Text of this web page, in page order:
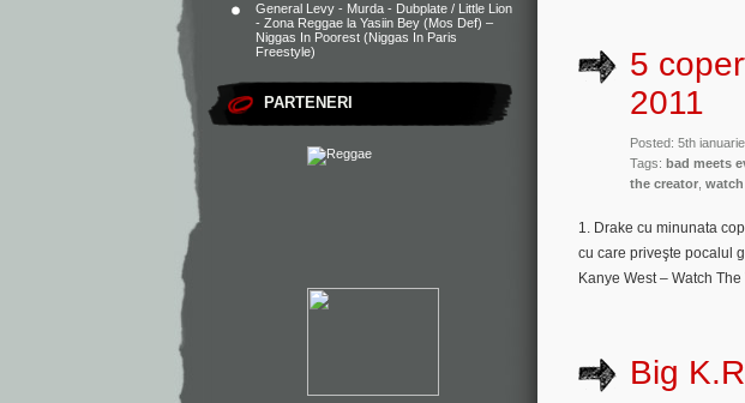
General Levy - Murda - Dubplate / Little Lion
- Zona Reggae la Yasiin Bey (Mos Def) –
Niggas In Poorest (Niggas In Paris
Freestyle)
PARTENERI
5
2011
Posted: 5th
Tags: bad meets
the creator
1. Drake cu minunata
cu care priveşte pocalul
Kanye West – Watch
Big